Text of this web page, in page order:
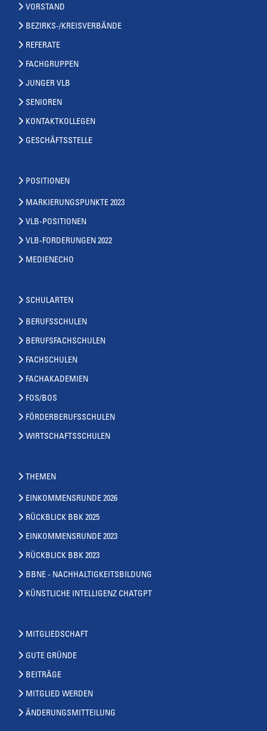
VORSTAND
BEZIRKS-/KREISVERBÄNDE
REFERATE
FACHGRUPPEN
JUNGER VLB
SENIOREN
KONTAKTKOLLEGEN
GESCHÄFTSSTELLE
POSITIONEN
MARKIERUNGSPUNKTE 2023
VLB-POSITIONEN
VLB-FORDERUNGEN 2022
MEDIENECHO
SCHULARTEN
BERUFSSCHULEN
BERUFSFACHSCHULEN
FACHSCHULEN
FACHAKADEMIEN
FOS/BOS
FÖRDERBERUFSSCHULEN
WIRTSCHAFTSSCHULEN
THEMEN
EINKOMMENSRUNDE 2026
RÜCKBLICK BBK 2025
EINKOMMENSRUNDE 2023
RÜCKBLICK BBK 2023
BBNE - NACHHALTIGKEITSBILDUNG
KÜNSTLICHE INTELLIGENZ CHATGPT
MITGLIEDSCHAFT
GUTE GRÜNDE
BEITRÄGE
MITGLIED WERDEN
ÄNDERUNGSMITTEILUNG